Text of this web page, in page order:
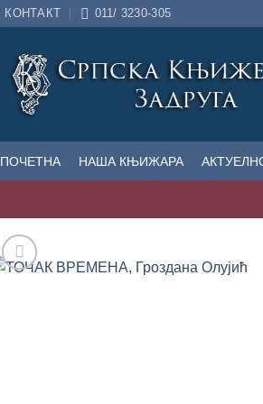
КОНТАКТ 011/ 3230-305
ПОЧЕТНА НАША КЊИЖАРА